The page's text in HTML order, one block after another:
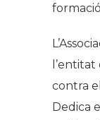
contra
Dedica